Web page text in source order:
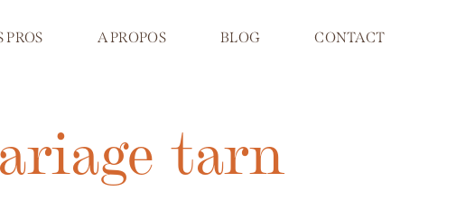
PROS A PROPOS BLOG CONTACT
tarn